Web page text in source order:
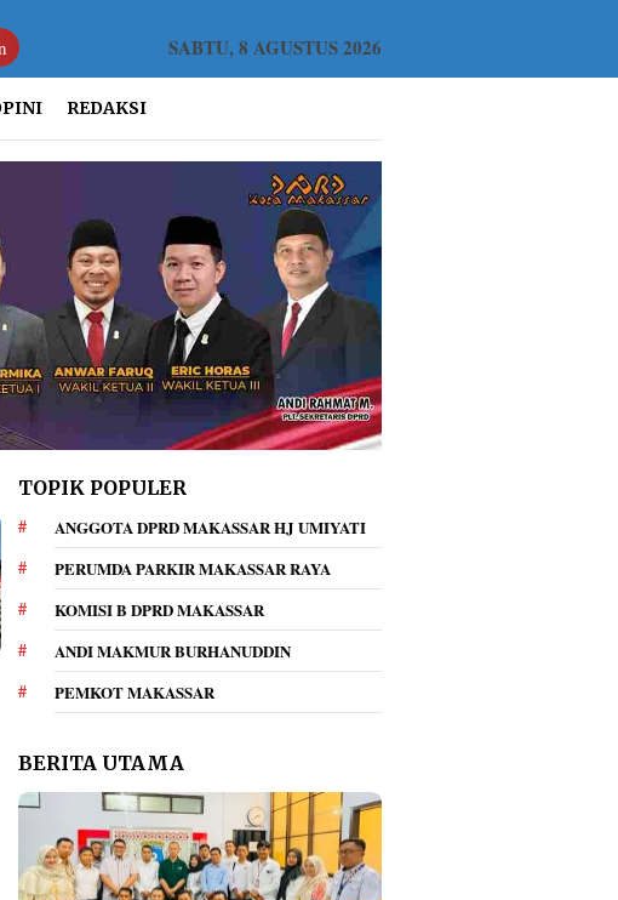
SABTU, 8 AGUSTUS 2026
REDAKSI
Gerakan Pilah Sampah
Menggema di Perumda
Parkir Makassar Raya,
Elemen Bergerak
Tegas!! Dirum Perumda
Keras Jukir Viral di
TOPIK POPULER
ANGGOTA DPRD MAKASSAR HJ UMIYATI
PERUMDA PARKIR MAKASSAR RAYA
KOMISI B DPRD MAKASSAR
ANDI MAKMUR BURHANUDDIN
PEMKOT MAKASSAR
BERITA UTAMA